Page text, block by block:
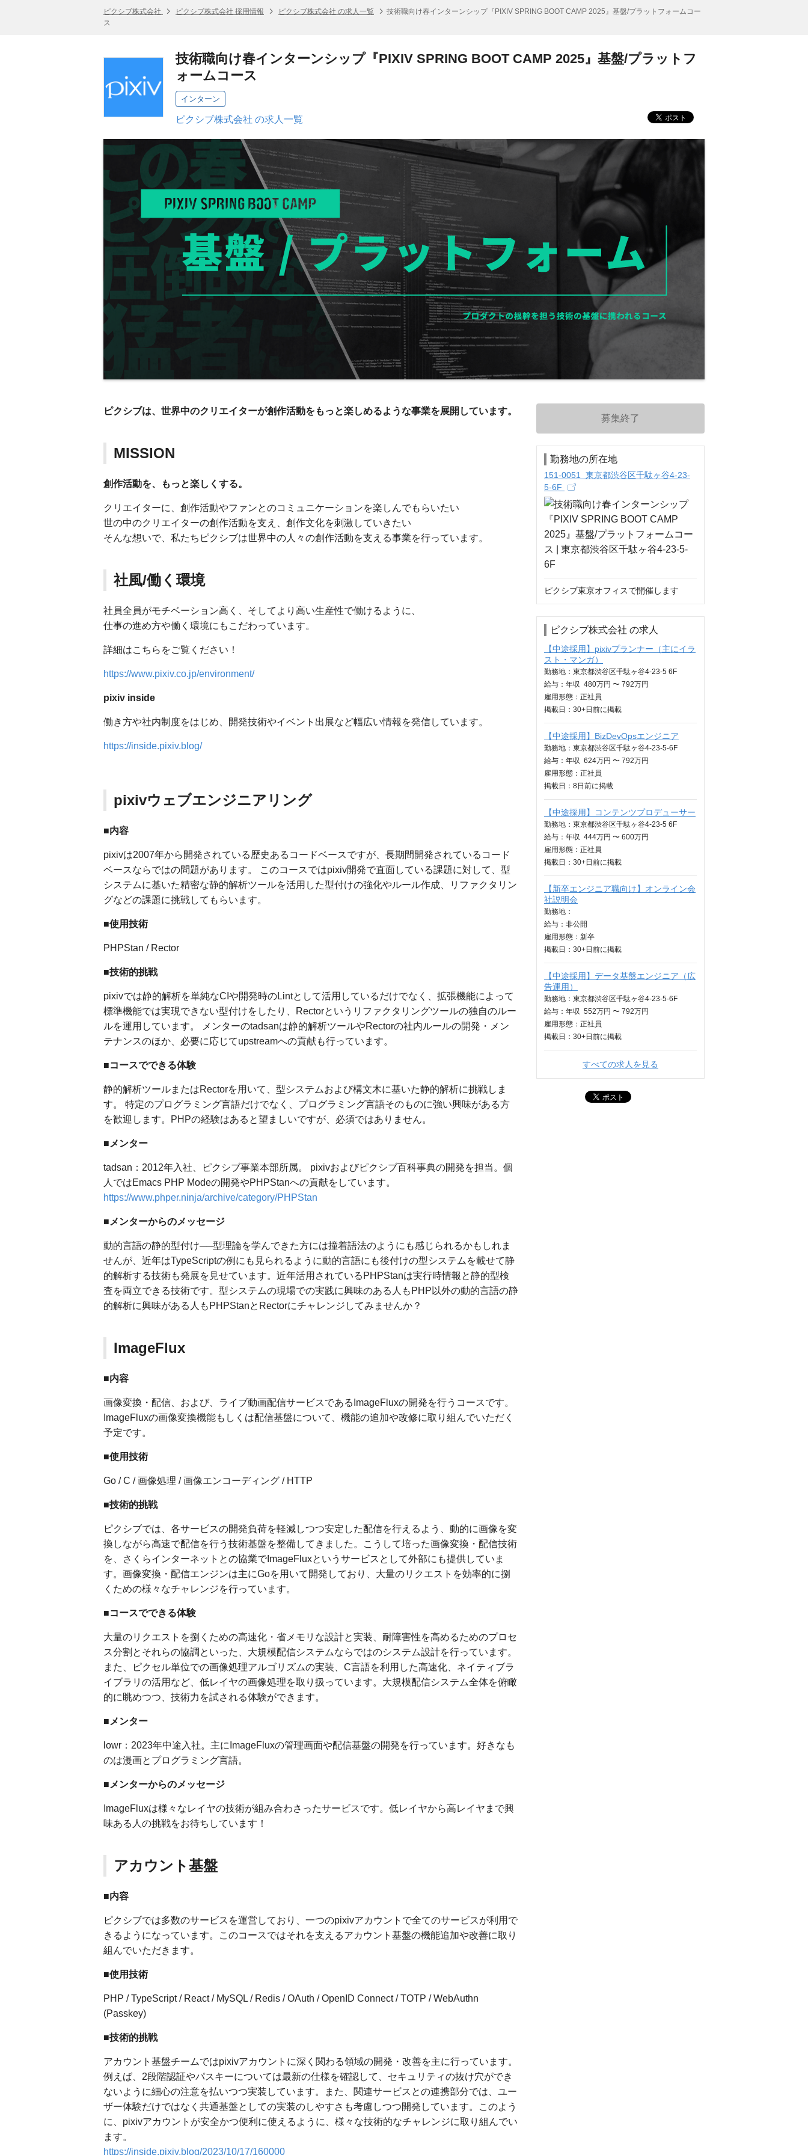
ピクシブ株式会社 ピクシブ株式会社 採用情報 ピクシブ株式会社 の求人一覧
技術職向け春インターンシップ『PIXIV SPRING BOOT CAMP 2025』基盤/プラットフォームコー
ス
技術職向け春インターンシップ『PIXIV SPRING BOOT CAMP 2025』基盤/プラットフ
ォームコース
インターン
ピクシブ株式会社 の求人一覧
ピクシブは、世界中のクリエイターが創作活動をもっと楽しめるような事業を展開しています。
MISSION
創作活動を、もっと楽しくする。
クリエイターに、創作活動やファンとのコミュニケーションを楽しんでもらいたい
世の中のクリエイターの創作活動を支え、創作文化を刺激していきたい
そんな想いで、私たちピクシブは世界中の人々の創作活動を支える事業を行っています。
社風/働く環境
社員全員がモチベーション高く、そしてより高い生産性で働けるように、
仕事の進め方や働く環境にもこだわっています。
詳細はこちらをご覧ください！
https://www.pixiv.co.jp/environment/
pixiv inside
働き方や社内制度をはじめ、開発技術やイベント出展など幅広い情報を発信しています。
https://inside.pixiv.blog/
pixivウェブエンジニアリング
■内容
pixivは2007年から開発されている歴史あるコードベースですが、長期間開発されているコード
ベースならではの問題があります。 このコースではpixiv開発で直面している課題に対して、型
システムに基いた精密な静的解析ツールを活用した型付けの強化やルール作成、リファクタリン
グなどの課題に挑戦してもらいます。
■使用技術
PHPStan / Rector
■技術的挑戦
pixivでは静的解析を単純なCIや開発時のLintとして活用しているだけでなく、拡張機能によって
標準機能では実現できない型付けをしたり、Rectorというリファクタリングツールの独自のルー
ルを運用しています。 メンターのtadsanは静的解析ツールやRectorの社内ルールの開発・メン
テナンスのほか、必要に応じてupstreamへの貢献も行っています。
■コースでできる体験
静的解析ツールまたはRectorを用いて、型システムおよび構文木に基いた静的解析に挑戦しま
す。 特定のプログラミング言語だけでなく、プログラミング言語そのものに強い興味がある方
を歓迎します。PHPの経験はあると望ましいですが、必須ではありません。
■メンター
tadsan：2012年入社、ピクシブ事業本部所属。 pixivおよびピクシブ百科事典の開発を担当。個
人ではEmacs PHP Modeの開発やPHPStanへの貢献をしています。
https://www.phper.ninja/archive/category/PHPStan
■メンターからのメッセージ
動的言語の静的型付け──型理論を学んできた方には撞着語法のようにも感じられるかもしれま
せんが、近年はTypeScriptの例にも見られるように動的言語にも後付けの型システムを載せて静
的解析する技術も発展を見せています。近年活用されているPHPStanは実行時情報と静的型検
査を両立できる技術です。型システムの現場での実践に興味のある人もPHP以外の動的言語の静
的解析に興味がある人もPHPStanとRectorにチャレンジしてみませんか？
ImageFlux
■内容
画像変換・配信、および、ライブ動画配信サービスであるImageFluxの開発を行うコースです。
ImageFluxの画像変換機能もしくは配信基盤について、機能の追加や改修に取り組んでいただく
予定です。
■使用技術
Go / C / 画像処理 / 画像エンコーディング / HTTP
■技術的挑戦
ピクシブでは、各サービスの開発負荷を軽減しつつ安定した配信を行えるよう、動的に画像を変
換しながら高速で配信を行う技術基盤を整備してきました。こうして培った画像変換・配信技術
を、さくらインターネットとの協業でImageFluxというサービスとして外部にも提供していま
す。画像変換・配信エンジンは主にGoを用いて開発しており、大量のリクエストを効率的に捌
くための様々なチャレンジを行っています。
■コースでできる体験
大量のリクエストを捌くための高速化・省メモリな設計と実装、耐障害性を高めるためのプロセ
ス分割とそれらの協調といった、大規模配信システムならではのシステム設計を行っています。
また、ピクセル単位での画像処理アルゴリズムの実装、C言語を利用した高速化、ネイティブラ
イブラリの活用など、低レイヤの画像処理を取り扱っています。大規模配信システム全体を俯瞰
的に眺めつつ、技術力を試される体験ができます。
■メンター
lowr：2023年中途入社。主にImageFluxの管理画面や配信基盤の開発を行っています。好きなも
のは漫画とプログラミング言語。
■メンターからのメッセージ
ImageFluxは様々なレイヤの技術が組み合わさったサービスです。低レイヤから高レイヤまで興
味ある人の挑戦をお待ちしています！
アカウント基盤
■内容
ピクシブでは多数のサービスを運営しており、一つのpixivアカウントで全てのサービスが利用で
きるようになっています。このコースではそれを支えるアカウント基盤の機能追加や改善に取り
組んでいただきます。
■使用技術
PHP / TypeScript / React / MySQL / Redis / OAuth / OpenID Connect / TOTP / WebAuthn
(Passkey)
■技術的挑戦
アカウント基盤チームではpixivアカウントに深く関わる領域の開発・改善を主に行っています。
例えば、2段階認証やパスキーについては最新の仕様を確認して、セキュリティの抜け穴ができ
ないように細心の注意を払いつつ実装しています。また、関連サービスとの連携部分では、ユー
ザー体験だけではなく共通基盤としての実装のしやすさも考慮しつつ開発しています。このよう
に、pixivアカウントが安全かつ便利に使えるように、様々な技術的なチャレンジに取り組んでい
ます。
https://inside.pixiv.blog/2023/10/17/160000
募集終了
勤務地の所在地
151-0051 東京都渋谷区千駄ヶ谷4-23-
5-6F
ピクシブ東京オフィスで開催します
ピクシブ株式会社 の求人
【中途採用】pixivプランナー（主にイラ
スト・マンガ）
勤務地：東京都渋谷区千駄ヶ谷4-23-5 6F
給与： 年収 480万円 〜 792万円
雇用形態：正社員
掲載日： 30+日 前に掲載
【中途採用】BizDevOpsエンジニア
勤務地：東京都渋谷区千駄ヶ谷4-23-5-6F
給与： 年収 624万円 〜 792万円
雇用形態：正社員
掲載日： 8日 前に掲載
【中途採用】コンテンツプロデューサー
勤務地：東京都渋谷区千駄ヶ谷4-23-5 6F
給与： 年収 444万円 〜 600万円
雇用形態：正社員
掲載日： 30+日 前に掲載
【新卒エンジニア職向け】オンライン会
社説明会
勤務地：
給与： 非公開
雇用形態：新卒
掲載日： 30+日 前に掲載
【中途採用】データ基盤エンジニア（広
告運用）
勤務地：東京都渋谷区千駄ヶ谷4-23-5-6F
給与： 年収 552万円 〜 792万円
雇用形態：正社員
掲載日： 30+日 前に掲載
すべての求人を見る